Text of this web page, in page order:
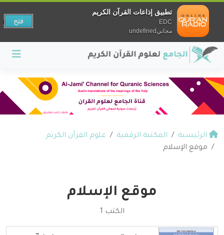
الرئيسية المكتبة الرقمية
علوم القرآن الكريم
موقع الإسلام
موقع الإسلام
الكتب 1
تطبيق إذاعات القرآن الكريم
EDC
مجانيundefined
فتح